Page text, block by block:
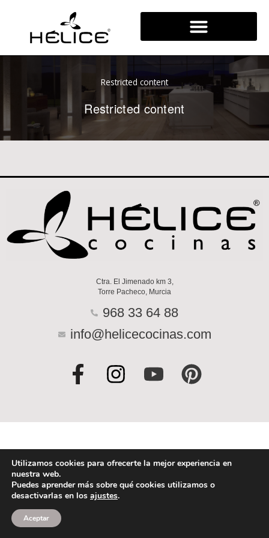
Restricted content
Restricted content
Ctra. El Jimenado km 3,
Torre Pacheco, Murcia
968 33 64 88
info@helicecocinas.com
F
a
e
b
o
o
k
I
n
t
a
g
r
a
Y
o
t
u
b
e
P
i
t
e
r
e
Utilizamos cookies para ofrecerte la mejor experiencia en
nuestra web.
Puedes aprender más sobre qué cookies utilizamos o
desactivarlas en los ajustes.
Aceptar